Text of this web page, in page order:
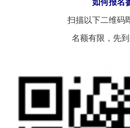
如何报名
扫描以下二维码即
名额有限，先到